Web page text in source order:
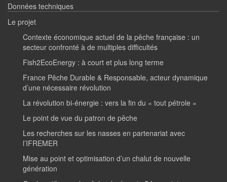
Données techniques
Le projet
Contexte économique actuel de la pêche française : un
secteur confronté à de multiples difficultés
Fish2EcoEnergy : à court et plus long terme
France Pêche Durable & Responsable, acteur dynamique
d’une nécessaire révolution
La révolution bi-énergie : vers la fin du « tout pétrole »
Le point de vue du patron de pêche
Les recherches sur les nasses en partenariat avec
l’IFREMER
Mise au point et optimisation d’un chalut de nouvelle
génération